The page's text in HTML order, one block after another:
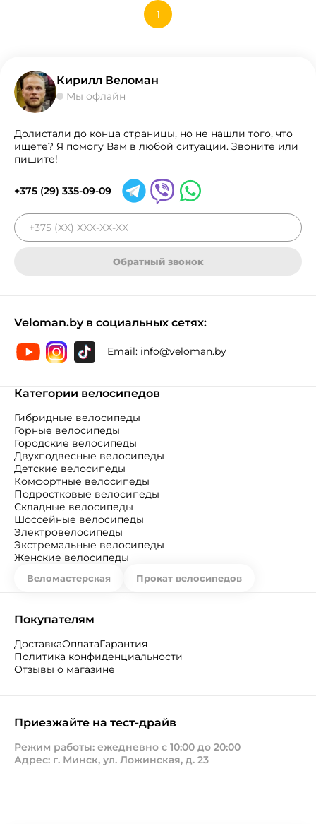
1
Кирилл Веломан
Мы офлайн
Долистали до конца страницы, но не нашли того, что
ищете? Я помогу Вам в любой ситуации. Звоните или
пишите!
+375 (29) 335-09-09
Обратный звонок
Veloman.by в социальных сетях:
Email: info@veloman.by
Категории велосипедов
Гибридные велосипеды
Горные велосипеды
Городские велосипеды
Двухподвесные велосипеды
Детские велосипеды
Комфортные велосипеды
Подростковые велосипеды
Складные велосипеды
Шоссейные велосипеды
Электровелосипеды
Экстремальные велосипеды
Женские велосипеды
Веломастерская Прокат велосипедов
Покупателям
ДоставкаОплатаГарантия
Политика конфиденциальности
Отзывы о магазине
Приезжайте на тест-драйв
Режим работы: ежедневно с 10:00 до 20:00
Адрес: г. Минск, ул. Ложинская, д. 23